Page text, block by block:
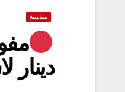
سياسية
دينار